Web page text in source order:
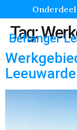
Behanger
Tag: